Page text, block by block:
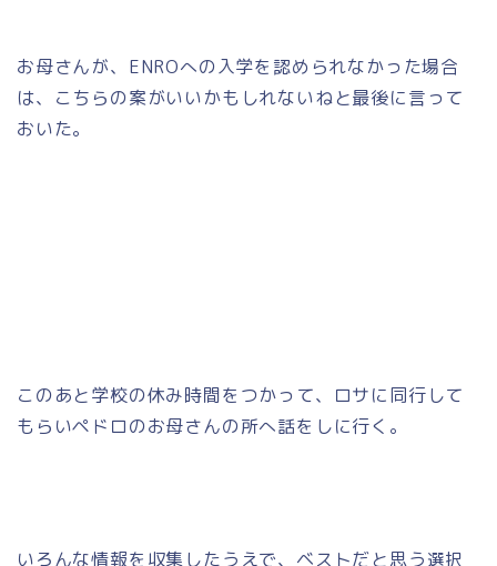
お母さんが、ENROへの入学を認められなかった場合
は、こちらの案がいいかもしれないねと最後に言って
おいた。
このあと学校の休み時間をつかって、ロサに同行して
もらいペドロのお母さんの所へ話をしに行く。
いろんな情報を収集したうえで、ベストだと思う選択